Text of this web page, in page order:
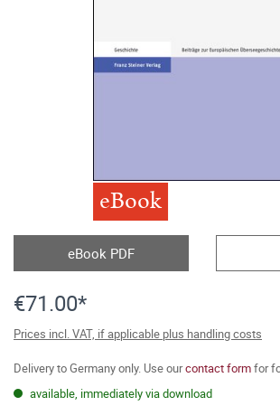
eBook
eBook PDF
€71.00*
Prices incl. VAT, if applicable plus handling costs
Delivery to Germany only. Use ourcontact formfor
available, immediately via download